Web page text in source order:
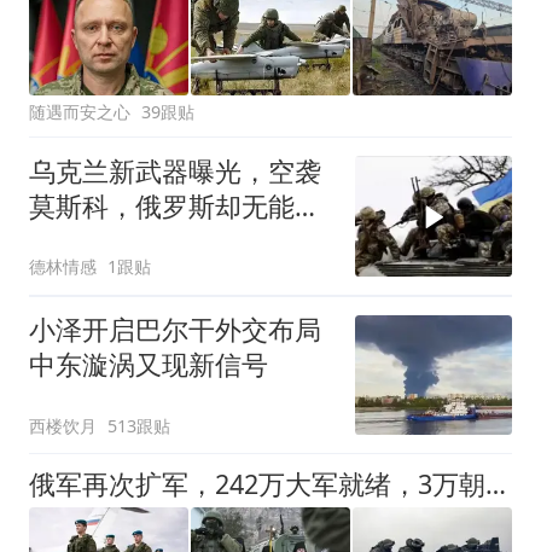
随遇而安之心 39跟贴
乌克兰新武器曝光，空袭
莫斯科，俄罗斯却无能为
德林情感 1跟贴
小泽开启巴尔干外交布局
中东漩涡又现新信号
西楼饮月 513跟贴
俄军再次扩军，242万大军就绪，3万朝军来援，普京抓住机会？